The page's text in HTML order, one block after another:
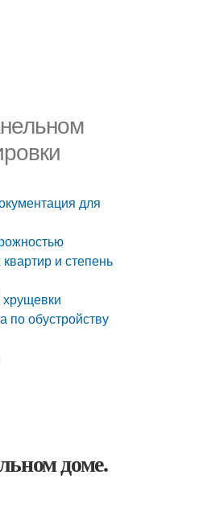
для
и степень
по обустройству
доме.